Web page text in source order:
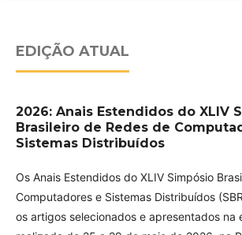
EDIÇÃO ATUAL
2026: Anais Estendidos do XLIV
Brasileiro de Redes de
Sistemas Distribuídos
Os Anais Estendidos do XLIV Simpósio
Computadores e Sistemas Distribuídos
os artigos selecionados e apresentados na